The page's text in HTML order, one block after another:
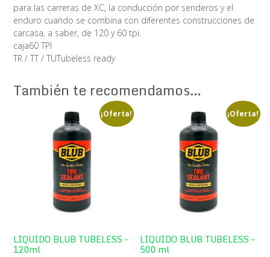
para las carreras de XC, la conducción por senderos y el
enduro cuando se combina con diferentes construcciones de
carcasa, a saber, de 120 y 60 tpi.
caja60 TPI
TR / TT / TUTubeless ready
También te recomendamos…
¡Oferta!
LIQUIDO BLUB TUBELESS –
120ml
¡Oferta!
LIQUIDO BLUB TUBELESS –
500 ml